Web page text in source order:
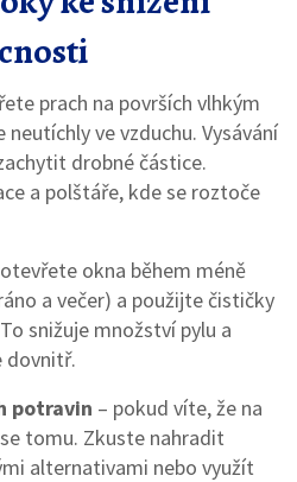
prach na površích vlhkým
ve vzduchu. Vysávání
drobné částice.
a polštáře, kde se roztoče
okna během méně
a večer) a použijte čističky
snižuje množství pylu a
dovnitř.
potravin – pokud víte, že na
tomu. Zkuste nahradit
alternativami nebo využít